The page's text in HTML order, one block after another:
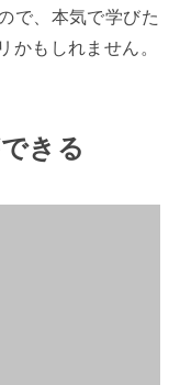
で、本気で学びた
かもしれません。
きる